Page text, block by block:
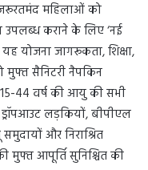
महिलाओं को
उपलब्ध कराने के लिए ‘नई
योजना जागरूकता, शिक्षा,
मुफ्त सैनिटरी नैपकिन
44 वर्ष की आयु की सभी
लड़कियों, बीपीएल
और निराश्रित
आपूर्ति सुनिश्चित की